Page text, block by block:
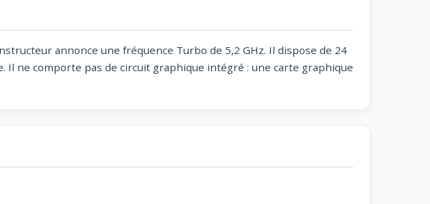
annonce une fréquence Turbo de 5,2 GHz. Il dispose de 24
Il ne comporte pas de circuit graphique intégré : une carte graphique